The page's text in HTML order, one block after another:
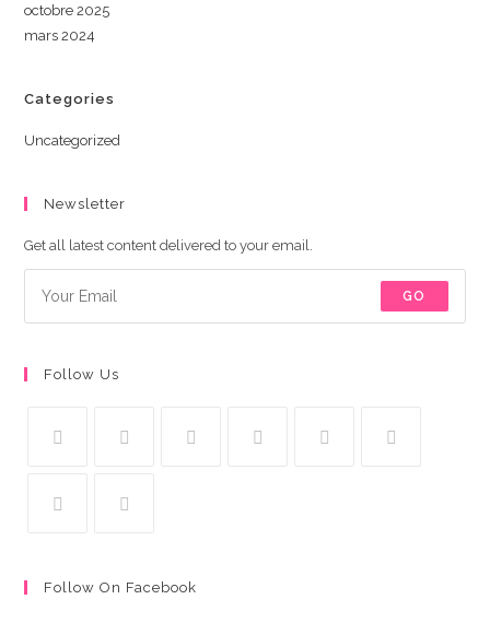
octobre 2025
mars 2024
Categories
Uncategorized
Newsletter
Get all latest content delivered to your email.
GO
Follow Us
Follow On Facebook